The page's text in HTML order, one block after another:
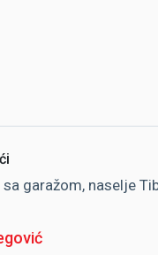
garažom, naselje